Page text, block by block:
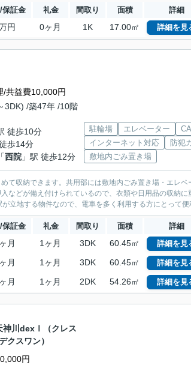
保証金 礼金 間取り 面積 詳細
円 0ヶ月 1K 17.00㎡ 詳細を見
/共益費10,000円
3DK) /築47年 /10階
徒歩10分
歩14分
「西院 」駅 徒歩12分
駐輪場 エレベーター
インターネット対応
防犯
敷地内ごみ置き場
て収納できます。共用部には敷地内ごみ置き場・エレ
などが備え付けられているので、衣類や日用品の収納
立地する物件なので、電車を多く利用する方にとって便
保証金 礼金 間取り 面積 詳細
月 1ヶ月 3DK 60.45㎡ 詳細を見
月 1ヶ月 3DK 60.45㎡ 詳細を見
月 1ヶ月 2DK 54.26㎡ 詳細を見
神川dexⅠ（クレス
クスワン）
円